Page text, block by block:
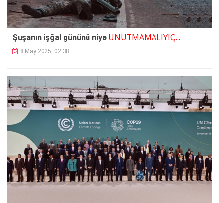
Şuşanın işğal gününü niyə UNUTMAMALIYIQ...
8 May 2025, 02:38